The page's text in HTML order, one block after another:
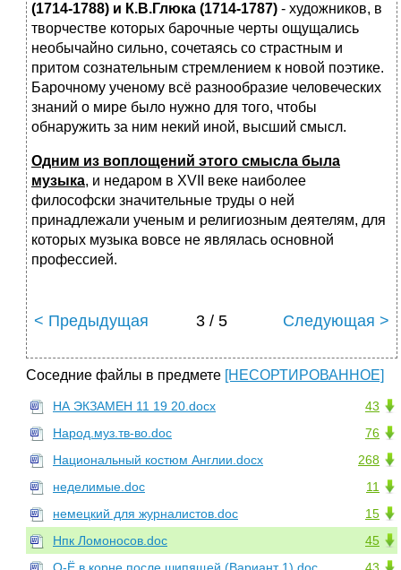
(1714-1788) и К.В.Глюка (1714-1787) - художников, в
творчестве которых барочные черты ощущались
необычайно сильно, сочетаясь со страстным и
притом сознательным стремлением к новой поэтике.
Барочному ученому всё разнообразие человеческих
знаний о мире было нужно для того, чтобы
обнаружить за ним некий иной, высший смысл.
Одним из воплощений этого смысла была
музыка, и недаром в XVII веке наиболее
философски значительные труды о ней
принадлежали ученым и религиозным деятелям, для
которых музыка вовсе не являлась основной
профессией.
< Предыдущая 3 / 5 Следующая >
Соседние файлы в предмете [НЕСОРТИРОВАННОЕ]
43
НА ЭКЗАМЕН 11 19 20.docx
76
Народ.муз.тв-во.doc
268
Национальный костюм Англии.docx
11
неделимые.doc
15
немецкий для журналистов.doc
45
Нпк Ломоносов.doc